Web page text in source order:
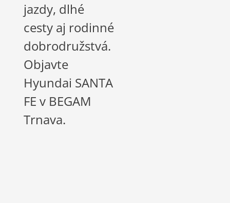
jazdy, dlhé
cesty aj rodinné
dobrodružstvá.
Objavte
Hyundai SANTA
FE v BEGAM
Trnava.